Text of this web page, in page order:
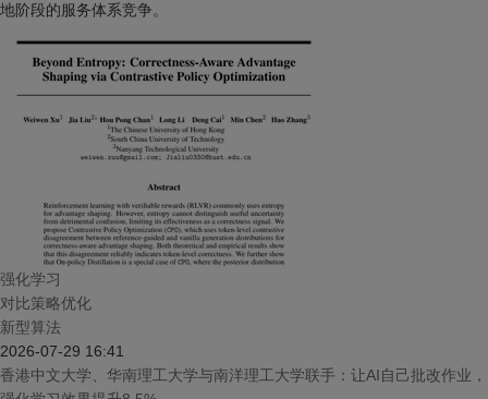
地阶段的服务体系竞争。
强化学习
对比策略优化
新型算法
2026-07-29 16:41
香港中文大学、华南理工大学与南洋理工大学联手：让AI自己批改作业，